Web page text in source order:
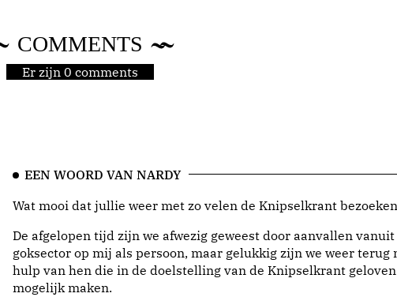
COMMENTS
Er zijn 0 comments
EEN WOORD VAN NARDY
Wat mooi dat jullie weer met zo velen de Knipselkrant
De afgelopen tijd zijn we afwezig geweest door aanvallen vanuit
goksector op mij als persoon, maar gelukkig zijn we weer terug
hulp van hen die in de doelstelling van de Knipselkrant geloven
mogelijk maken.